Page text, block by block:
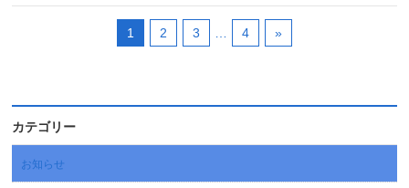
1 2 3 4 »
カテゴリー
お知らせ